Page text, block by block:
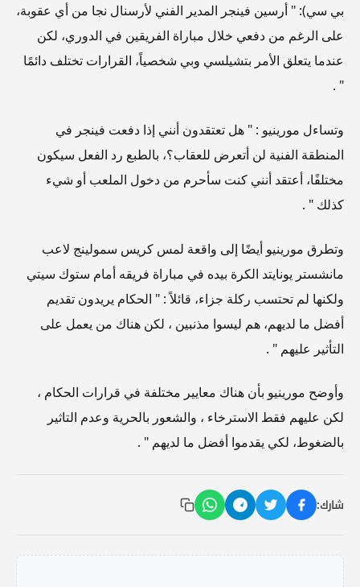
بي سي): " أرسين فينجر المدير الفني لأرسنال نجا من أي عقوبة،
على الرغم من دفعي خلال مباراة الفريقين في الدوري، لكن
عندما يتعلق الأمر بتشيلسي وبي شخصياً، القرارات تختلف دائمًا
" .
وتساءل مورينيو : " هل تعتقدون أنني إذا دفعت فينجر في
المنطقة الفنية لن أتعرض للعقاب؟، بالطبع رد الفعل سيكون
مختلفًا، أعتقد أنني كنت سأحرم من دخول الملعب أو شيء
كذلك " .
وتطرق مورينيو أيضًا إلى واقعة لمس كريس سمولينج لاعب
مانشستر يونايتد الكرة بيده في مباراة فريقه أمام ستوك سيتي
ولكنها لم تحتسب ركلة جزاء، قائلاً : " الحكام يريدون تقديم
أفضل ما لديهم، هم ليسوا مذنبين ، لكن هناك من يعمل على
التأثير عليهم " .
وأوضح مورينيو بأن هناك معايير مختلفة في قرارات الحكام ،
لكن عليهم فقط الاسترخاء ، والشعور بالحرية وعدم التاثير
بالضغوط، لكي يقدموا أفضل ما لديهم " .
شارك: